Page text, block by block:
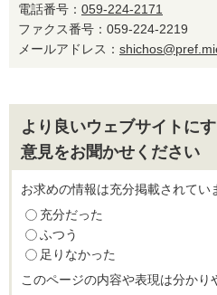
電話番号： 059-224-2171
ファクス番号：059-224-2219
メールアドレス：
より良いウェブサイトに
意見をお聞かせください
お求めの情報は充分掲載されてい
充分だった
ふつう
足りなかった
このページの内容や表現は分かり